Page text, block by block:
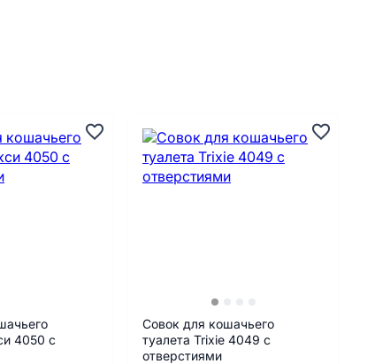
4050 с
Совок для кошачьего
туалета Trixie 4049 с
отверстиями